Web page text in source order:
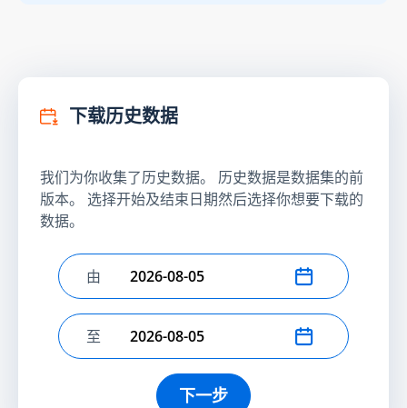
下载历史数据
我们为你收集了历史数据。 历史数据是数据集的前
版本。 选择开始及结束日期然后选择你想要下载的
数据。
选择开始日期
由
选择结束日期
至
下一步